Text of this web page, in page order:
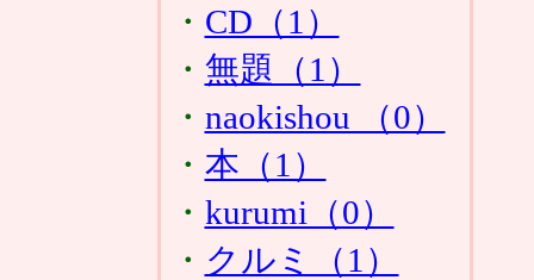
・ CD（1）
・ 無題（1）
・ naokishou （0）
・ 本（1）
・ kurumi（0）
・ クルミ（1）